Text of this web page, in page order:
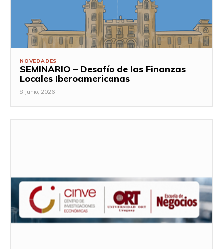
NOVEDADES
SEMINARIO – Desafío de las Finanzas
Locales Iberoamericanas
8 Junio, 2026